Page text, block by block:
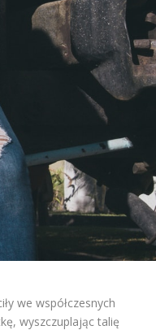
we współczesnych
wyszczuplając talię